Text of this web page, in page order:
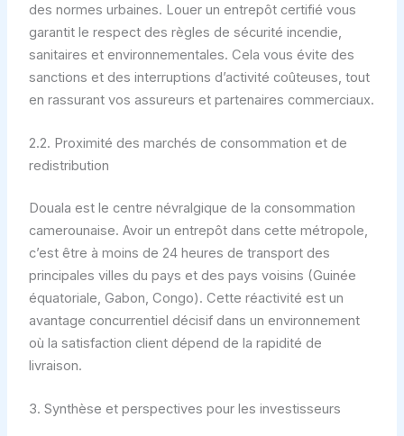
des normes urbaines. Louer un entrepôt certifié vous
garantit le respect des règles de sécurité incendie,
sanitaires et environnementales. Cela vous évite des
sanctions et des interruptions d’activité coûteuses, tout
en rassurant vos assureurs et partenaires commerciaux.
2.2. Proximité des marchés de consommation et de
redistribution
Douala est le centre névralgique de la consommation
camerounaise. Avoir un entrepôt dans cette métropole,
c’est être à moins de 24 heures de transport des
principales villes du pays et des pays voisins (Guinée
équatoriale, Gabon, Congo). Cette réactivité est un
avantage concurrentiel décisif dans un environnement
où la satisfaction client dépend de la rapidité de
livraison.
3. Synthèse et perspectives pour les investisseurs